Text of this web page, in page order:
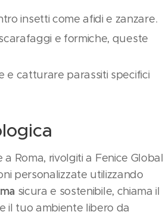
insetti come afidi e zanzare.
e formiche, queste
e catturare parassiti specifici
Roma, rivolgiti a Fenice Global
personalizzate utilizzando
sicura e sostenibile, chiama il
il tuo ambiente libero da